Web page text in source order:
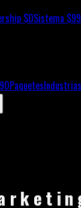
$0Sistema
PaquetesIndustrias
rket in